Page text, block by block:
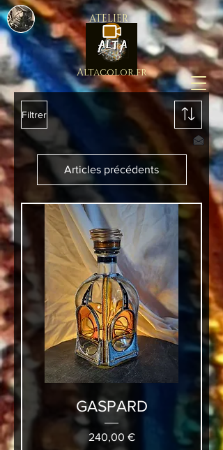
ATELIER
Altacolor.fr
Filtrer
Articles précédents
GASPARD
Prix
240,00 €